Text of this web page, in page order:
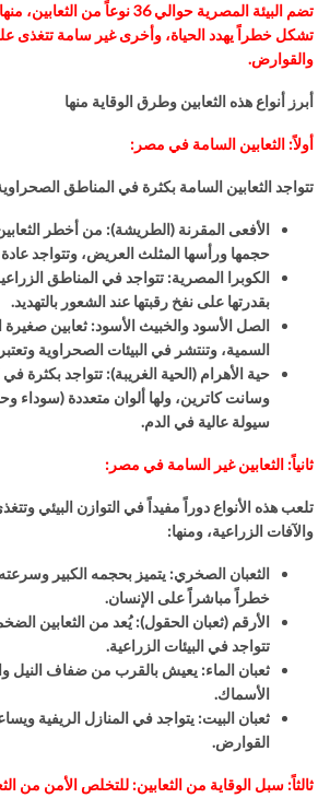
تضم البيئة المصرية حوالي36نوعاً من الثعابين،
تشكل خطراً يهدد الحياة، وأخرى غير سامة تتغذى
والقوارض.
أبرز أنواع هذه الثعابين وطرق الوقاية منها
أولاً: الثعابين السامة في مصر:
تتواجد الثعابين السامة بكثرة في المناطق
الأفعى المقرنة (الطريشة): من أخطر
حجمها ورأسها المثلث العريض، وتتواجد
الكوبرا المصرية: تتواجد في المناطق
بقدرتها على نفخ رقبتها عند الشعور بالتهديد.
الصل الأسود والخبيث الأسود: ثعابين صغيرة
السمية، وتنتشر في البيئات الصحراوية
حية الأهرام (الحية الغريبة): تتواجد بكثرة في
وسانت كاترين، ولها ألوان متعددة (سوداء
سيولة عالية في الدم.
ثانياً: الثعابين غير السامة في مصر:
تلعب هذه الأنواع دوراً مفيداً في التوازن البيئي
والآفات الزراعية، ومنها:
الثعبان الصخري: يتميز بحجمه الكبير
خطراً مباشراً على الإنسان.
الأرقم (ثعبان الحقول):يُعد من الثعابين
تتواجد في البيئات الزراعية.
ثعبان الماء: يعيش بالقرب من ضفاف النيل
الأسماك.
ثعبان البيت: يتواجد في المنازل الريفية
القوارض.
ثالثاً: سبل الوقاية من الثعابين: للتخلص الأمن من